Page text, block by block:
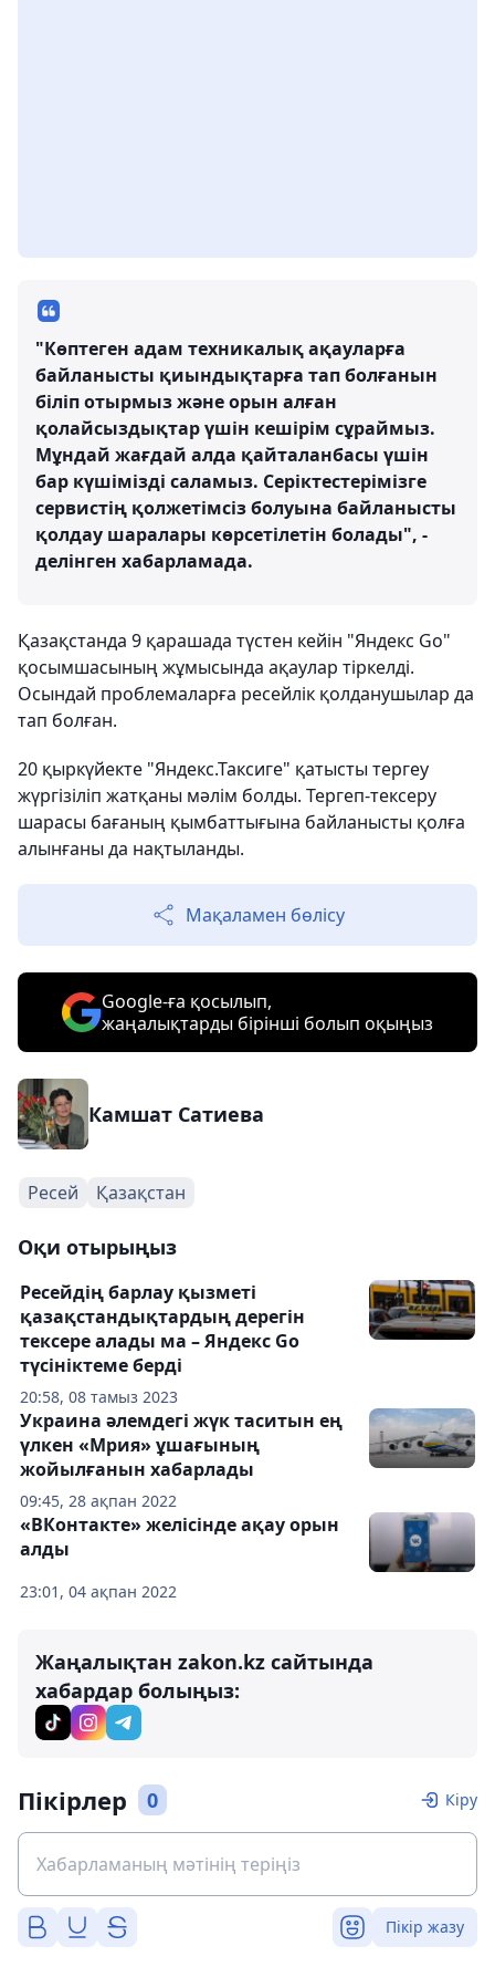
"Көптеген адам техникалық ақауларға
байланысты қиындықтарға тап болғанын
біліп отырмыз және орын алған
қолайсыздықтар үшін кешірім сұраймыз.
Мұндай жағдай алда қайталанбасы үшін
бар күшімізді саламыз. Серіктестерімізге
сервистің қолжетімсіз болуына байланысты
қолдау шаралары көрсетілетін болады", -
делінген хабарламада.
Қазақстанда 9 қарашада түстен кейін "Яндекс Go"
қосымшасының жұмысында ақаулар тіркелді.
Осындай проблемаларға ресейлік қолданушылар да
тап болған.
20 қыркүйекте "Яндекс.Таксиге" қатысты тергеу
жүргізіліп жатқаны мәлім болды. Тергеп-тексеру
шарасы бағаның қымбаттығына байланысты қолға
алынғаны да нақтыланды.
Мақаламен бөлісу
Google-ға қосылып,
жаңалықтарды бірінші болып оқыңыз
Камшат Сатиева
Ресей Қазақстан
Оқи отырыңыз
20:58, 08 тамыз 2023
Ресейдің барлау қызметі
қазақстандықтардың дерегін
тексере алады ма – Яндекс Go
түсініктеме берді
09:45, 28 ақпан 2022
Украина әлемдегі жүк таситын ең
үлкен «Мрия» ұшағының
жойылғанын хабарлады
23:01, 04 ақпан 2022
«ВКонтакте» желісінде ақау орын
алды
Жаңалықтан zakon.kz сайтында
хабардар болыңыз:
Пікірлер 0 Кіру
Пікір жазу